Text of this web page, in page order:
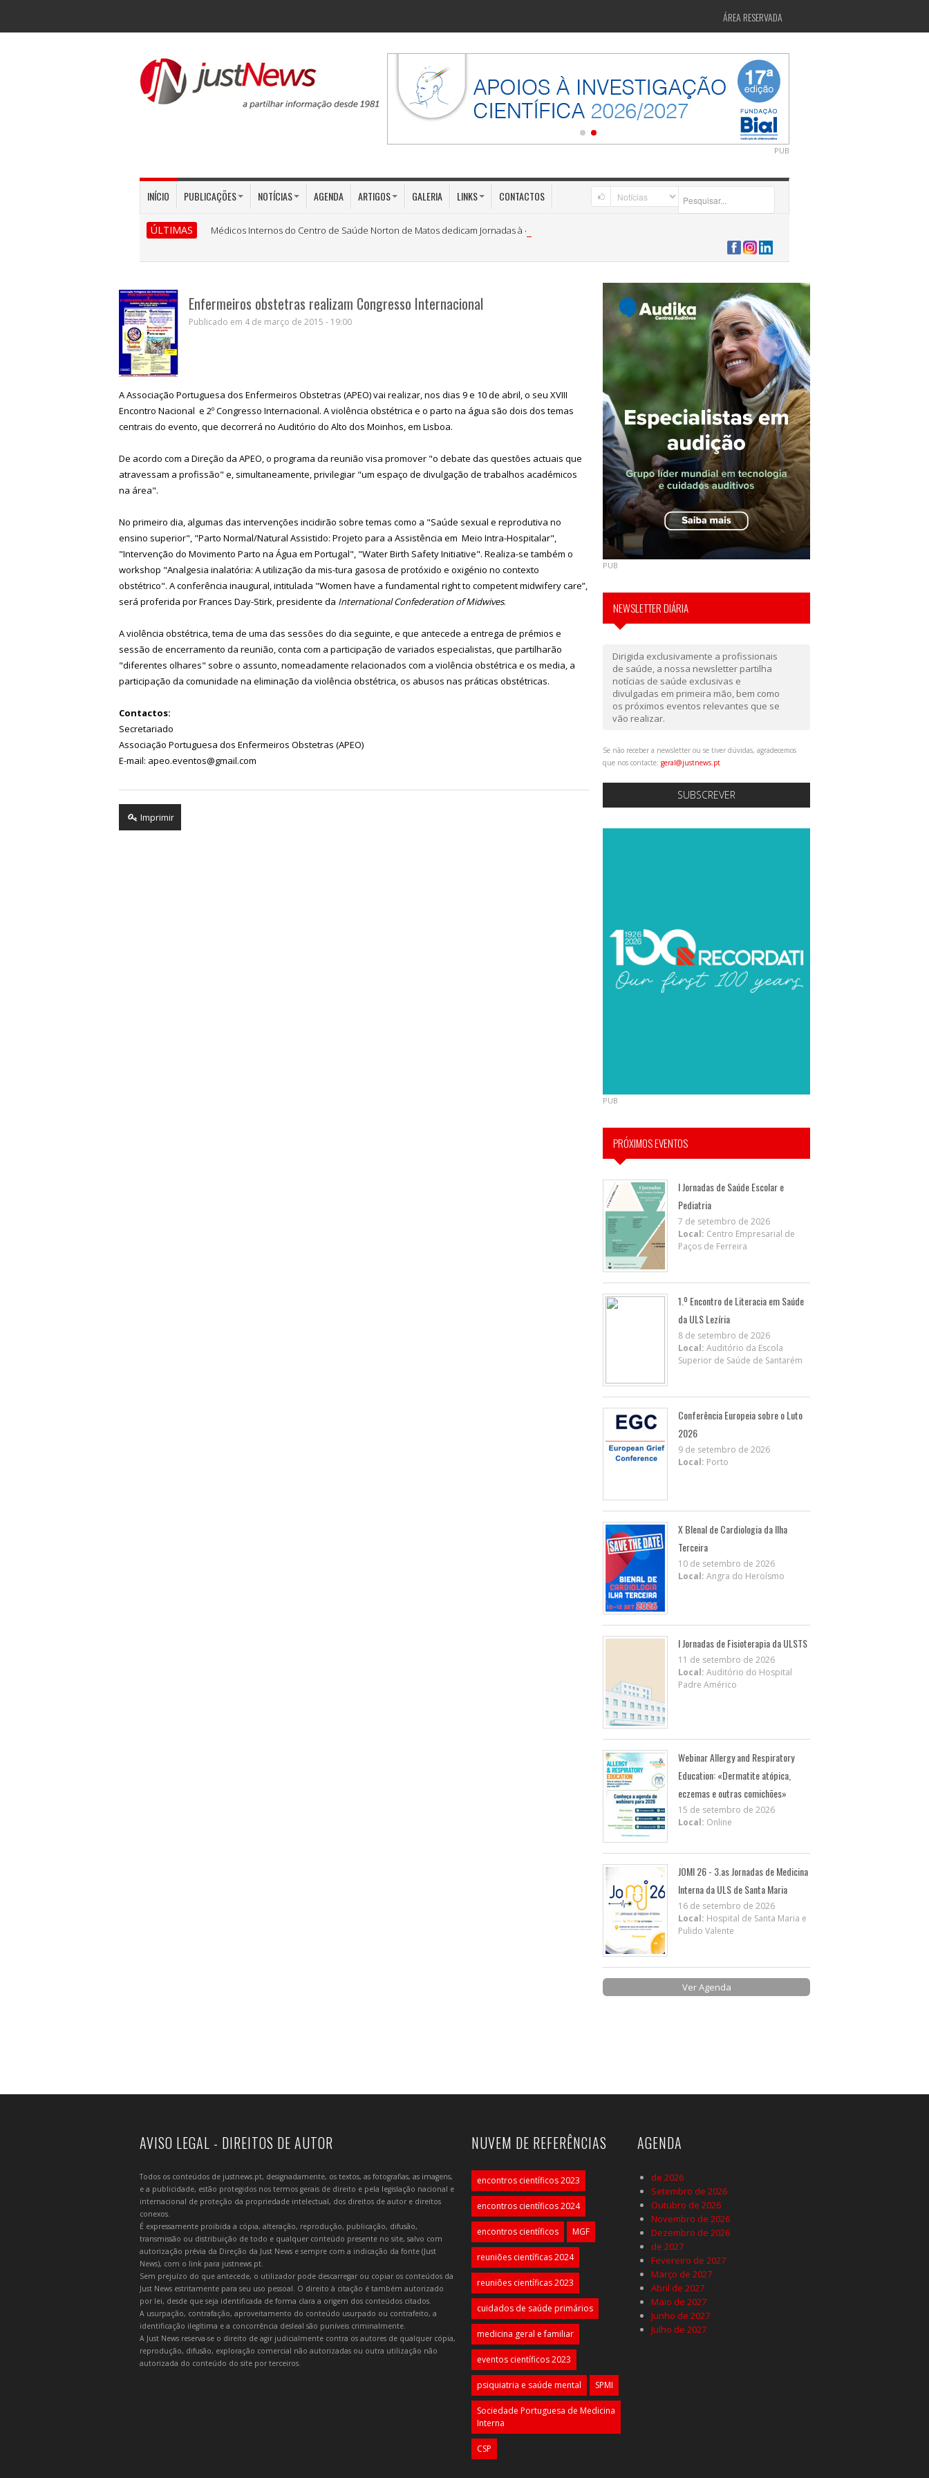
ÁREA RESERVADA
PUB
INÍCIO PUBLICAÇÕES NOTÍCIAS AGENDA ARTIGOS GALERIA LINKS CONTACTOS
ÚLTIMAS Médicos Internos do Centro de Saúde Norton de Matos dedicam Jornadas à «Medicina Preventiva»
Enfermeiros obstetras realizam Congresso Internacional
Publicado em 4 de março de 2015 - 19:00
A Associação Portuguesa dos Enfermeiros Obstetras (APEO) vai realizar, nos dias 9 e 10 de abril, o seu XVIII
Encontro Nacional e 2º Congresso Internacional. A violência obstétrica e o parto na água são dois dos temas
centrais do evento, que decorrerá no Auditório do Alto dos Moinhos, em Lisboa.
De acordo com a Direção da APEO, o programa da reunião visa promover "o debate das questões actuais que
atravessam a profissão" e, simultaneamente, privilegiar "um espaço de divulgação de trabalhos académicos
na área".
No primeiro dia, algumas das intervenções incidirão sobre temas como a "Saúde sexual e reprodutiva no
ensino superior", "Parto Normal/Natural Assistido: Projeto para a Assistência em Meio Intra-Hospitalar",
"Intervenção do Movimento Parto na Água em Portugal", "Water Birth Safety Initiative". Realiza-se também o
workshop "Analgesia inalatória: A utilização da mis-tura gasosa de protóxido e oxigénio no contexto
obstétrico". A conferência inaugural, intitulada "Women have a fundamental right to competent midwifery care”,
será proferida por Frances Day-Stirk, presidente da International Confederation of Midwives.
A violência obstétrica, tema de uma das sessões do dia seguinte, e que antecede a entrega de prémios e
sessão de encerramento da reunião, conta com a participação de variados especialistas, que partilharão
"diferentes olhares" sobre o assunto, nomeadamente relacionados com a violência obstétrica e os media, a
participação da comunidade na eliminação da violência obstétrica, os abusos nas práticas obstétricas.
Contactos:
Secretariado
Associação Portuguesa dos Enfermeiros Obstetras (APEO)
E-mail: apeo.eventos@gmail.com
Imprimir
PUB
NEWSLETTER DIÁRIA
Dirigida exclusivamente a profissionais
de saúde, a nossa newsletter partilha
notícias de saúde exclusivas e
divulgadas em primeira mão, bem como
os próximos eventos relevantes que se
vão realizar.
Se não receber a newsletter ou se tiver dúvidas, agradecemos
que nos contacte: geral@justnews.pt
SUBSCREVER
PUB
PRÓXIMOS EVENTOS
I Jornadas de Saúde Escolar e
Pediatria
7 de setembro de 2026
Local: Centro Empresarial de
Paços de Ferreira
1.º Encontro de Literacia em Saúde
da ULS Lezíria
8 de setembro de 2026
Local: Auditório da Escola
Superior de Saúde de Santarém
Conferência Europeia sobre o Luto
2026
9 de setembro de 2026
Local: Porto
X BIenal de Cardiologia da Ilha
Terceira
10 de setembro de 2026
Local: Angra do Heroísmo
I Jornadas de Fisioterapia da ULSTS
11 de setembro de 2026
Local: Auditório do Hospital
Padre Américo
Webinar Allergy and Respiratory
Education: «Dermatite atópica,
eczemas e outras comichões»
15 de setembro de 2026
Local: Online
JOMI 26 - 3.as Jornadas de Medicina
Interna da ULS de Santa Maria
16 de setembro de 2026
Local: Hospital de Santa Maria e
Pulido Valente
Ver Agenda
AVISO LEGAL - DIREITOS DE AUTOR
Todos os conteúdos de justnews.pt, designadamente, os textos, as fotografias, as imagens,
e a publicidade, estão protegidos nos termos gerais de direito e pela legislação nacional e
internacional de proteção da propriedade intelectual, dos direitos de autor e direitos
conexos.
É expressamente proibida a cópia, alteração, reprodução, publicação, difusão,
transmissão ou distribuição de todo e qualquer conteúdo presente no site, salvo com
autorização prévia da Direção da Just News e sempre com a indicação da fonte (Just
News), com o link para justnews.pt.
Sem prejuízo do que antecede, o utilizador pode descarregar ou copiar os conteúdos da
Just News estritamente para seu uso pessoal. O direito à citação é também autorizado
por lei, desde que seja identificada de forma clara a origem dos conteúdos citados.
A usurpação, contrafação, aproveitamento do conteúdo usurpado ou contrafeito, a
identificação ilegítima e a concorrência desleal são puníveis criminalmente.
A Just News reserva-se o direito de agir judicialmente contra os autores de qualquer cópia,
reprodução, difusão, exploração comercial não autorizadas ou outra utilização não
autorizada do conteúdo do site por terceiros.
NUVEM DE REFERÊNCIAS
encontros científicos 2023
encontros científicos 2024
encontros científicos MGF
reuniões científicas 2024
reuniões científicas 2023
cuidados de saúde primários
medicina geral e familiar
eventos científicos 2023
psiquiatria e saúde mental SPMI
Sociedade Portuguesa de Medicina
Interna
CSP
AGENDA
de 2026
Setembro de 2026
Outubro de 2026
Novembro de 2026
Dezembro de 2026
de 2027
Fevereiro de 2027
Março de 2027
Abril de 2027
Maio de 2027
Junho de 2027
Julho de 2027